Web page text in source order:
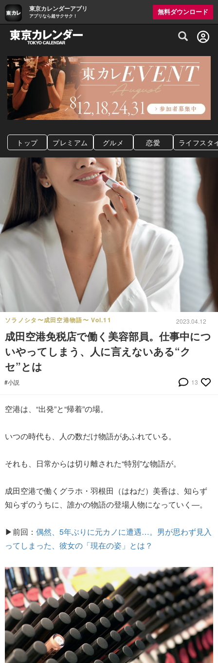
東京カレンダーアプリ
アプリなら超サクサク！
無料ダウンロード
グルメ情報・プレミアムレストラン予約
トップ プレミアム グルメ 恋愛 ライフスタ
ソラノシタ〜成田空港物語〜 Vol.11 2023.04.12
成田空港免税店で働く美容部員。仕事中につ
いやってしまう、人に言えないある“ク
セ”とは
#小説 13
空港は、“出発”と“帰着”の場。
いつの時代も、人の数だけ物語があふれている。
それも、日常からは切り離された“特別”な物語が。
成田空港で働くグラホ・羽根田（はねだ）美香は、知らず
知らずのうちに、誰かの物語の登場人物になっていく―。
▶前回： 偶然、5年ぶりに元カノに遭遇…。男が思わず見入
ってしまった、彼女の「現在の姿」とは？